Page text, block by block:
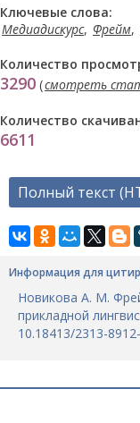
Ключевые слова:
Медиадискурс, Фрейм,
Количество
3290 (смотреть
Количество
6611
Полный текст
Информация для
Новикова А. М.
прикладной
10.18413/2313-